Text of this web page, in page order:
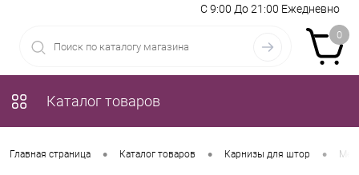
С 9:00 До 21:00 Ежедневно
0
Каталог товаров
Главная страница • Каталог товаров • Карнизы для штор •